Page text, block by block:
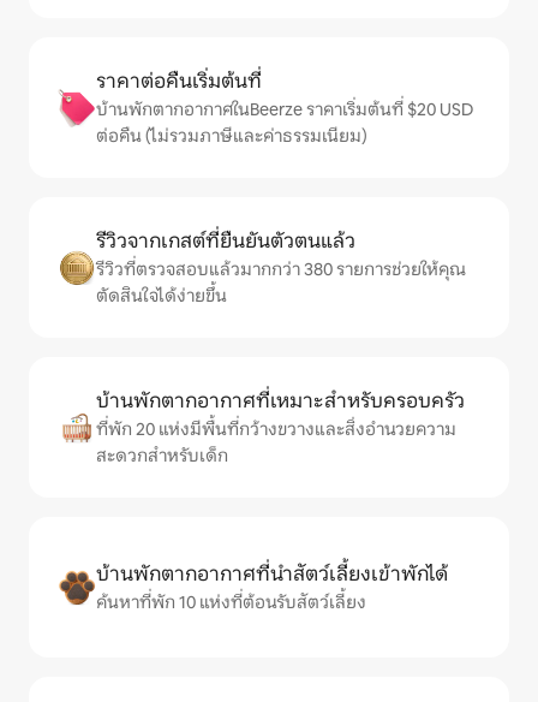
ราคาต่อคืนเริ่มต้นที่
บ้านพักตากอากาศในBeerze ราคาเริ่มต้นที่ $20 USD
ต่อคืน (ไม่รวมภาษีและค่าธรรมเนียม)
รีวิวจากเกสต์ที่ยืนยันตัวตนแล้ว
รีวิวที่ตรวจสอบแล้วมากกว่า 380 รายการช่วยให้คุณ
ตัดสินใจได้ง่ายขึ้น
บ้านพักตากอากาศที่เหมาะสำหรับครอบครัว
ที่พัก 20 แห่งมีพื้นที่กว้างขวางและสิ่งอำนวยความ
สะดวกสำหรับเด็ก
บ้านพักตากอากาศที่นำสัตว์เลี้ยงเข้าพักได้
ค้นหาที่พัก 10 แห่งที่ต้อนรับสัตว์เลี้ยง